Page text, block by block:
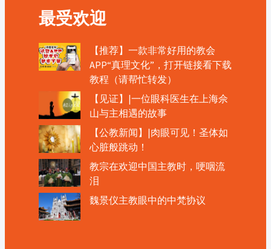
最受欢迎
【推荐】一款非常好用的教会
APP“真理文化”，打开链接看下载
教程（请帮忙转发）
【见证】|一位眼科医生在上海佘
山与主相遇的故事
【公教新闻】|肉眼可见！圣体如
心脏般跳动！
教宗在欢迎中国主教时，哽咽流
泪
魏景仪主教眼中的中梵协议